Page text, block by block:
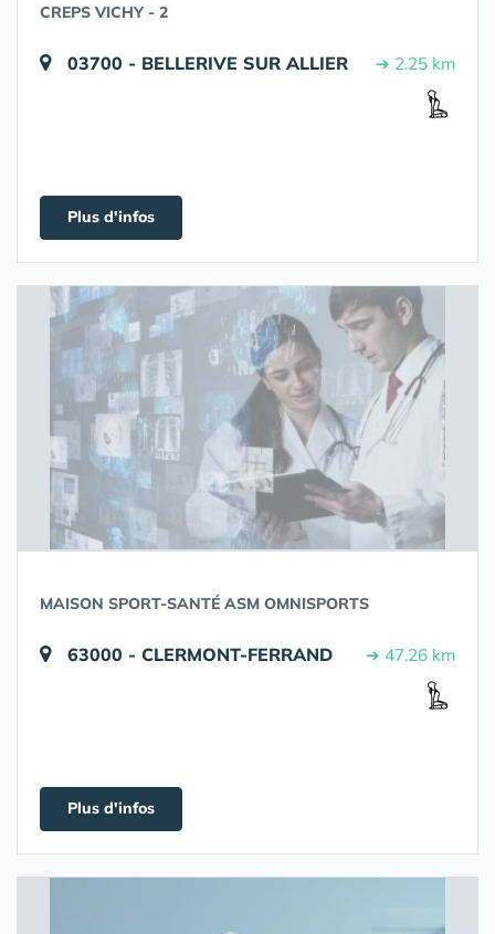
CREPS VICHY - 2
03700 - BELLERIVE SUR ALLIER ➔ 2.25 km
Plus d'infos
MAISON SPORT-SANTÉ ASM OMNISPORTS
63000 - CLERMONT-FERRAND ➔ 47.26 km
Plus d'infos